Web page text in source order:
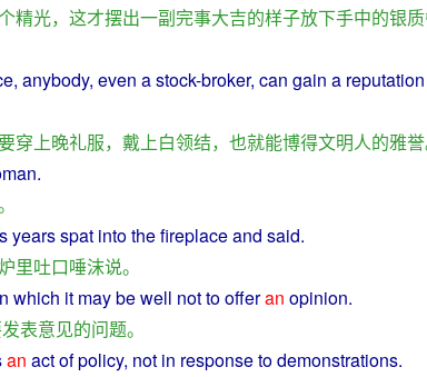
精光， 这才摆出一副完事大吉的样子放下手中的银质
, anybody, even astock-broker, can gain a reputation
穿上晚礼服， 戴上白领结， 也就能博得文明人的雅誉
.
yearsspat intothefireplaceand said.
里吐口唾沫说。
which it may bewell nottoofferan opinion.
发表意见的问题。
an actofpolicy, not in responsetodemonstrations.